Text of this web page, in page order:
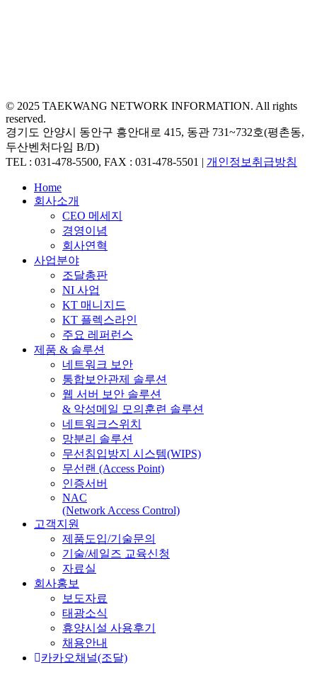
© 2025 TAEKWANG NETWORK INFORMATION. All rights
reserved.
경기도 안양시 동안구 흥안대로 415, 동관 731~732호(평촌동,
두산벤처다임 B/D)
TEL : 031-478-5500, FAX : 031-478-5501 | 개인정보취급방침
Close
Menu
Home
회사소개
CEO 메세지
경영이념
회사연혁
사업분야
조달총판
NI 사업
KT 매니지드
KT 플렉스라인
주요 레퍼런스
제품 & 솔루션
네트워크 보안
통합보안관제 솔루션
웹 서버 보안 솔루션
& 악성메일 모의훈련 솔루션
네트워크스위치
망분리 솔루션
무선침입방지 시스템(WIPS)
무선랜 (Access Point)
인증서버
NAC
(Network Access Control)
고객지원
제품도입/기술문의
기술/세일즈 교육신청
자료실
회사홍보
보도자료
태광소식
휴양시설 사용후기
채용안내
카카오채널(조달)